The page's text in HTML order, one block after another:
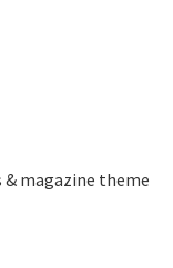
& magazine theme